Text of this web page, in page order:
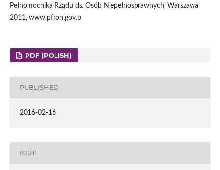
Pełnomocnika Rządu ds. Osób Niepełnosprawnych, Warszawa
2011, www.pfron.gov.pl
PDF (POLISH)
PUBLISHED
2016-02-16
ISSUE